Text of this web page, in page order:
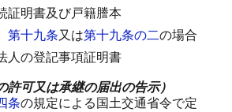
証明書及び戸籍謄本
第十九条又は第十九条の二の場合
人の登記事項証明書
許可又は承継の届出の告示）
条の規定による国土交通省令で定